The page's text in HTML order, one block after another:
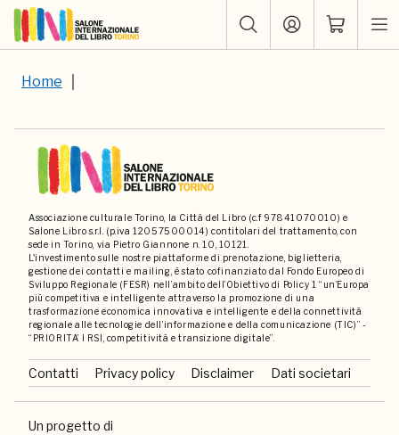
Home
Associazione culturale Torino, la Città del Libro (c.f 97841070010) e
Salone Libro s.r.l. (p.iva 12057500014) contitolari del trattamento, con
sede in Torino, via Pietro Giannone n. 10, 10121.
L'investimento sulle nostre piattaforme di prenotazione, biglietteria,
gestione dei contatti e mailing, è stato cofinanziato dal Fondo Europeo di
Sviluppo Regionale (FESR) nell’ambito dell’Obiettivo di Policy 1 “un’Europa
più competitiva e intelligente attraverso la promozione di una
trasformazione economica innovativa e intelligente e della connettività
regionale alle tecnologie dell’informazione e della comunicazione (TIC)” -
“PRIORITA’ I RSI, competitività e transizione digitale”.
Contatti Privacy policy Disclaimer Dati societari
Un progetto di